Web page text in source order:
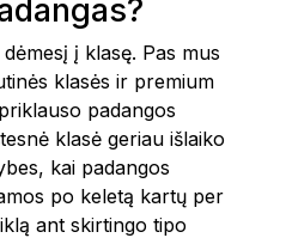
į klasę. Pas mus
klasės ir premium
padangos
klasė geriau išlaiko
kai padangos
po keletą kartų per
ant skirtingo tipo